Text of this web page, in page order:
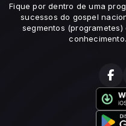
Fique por dentro de uma
sucessos do gospel
segmentos